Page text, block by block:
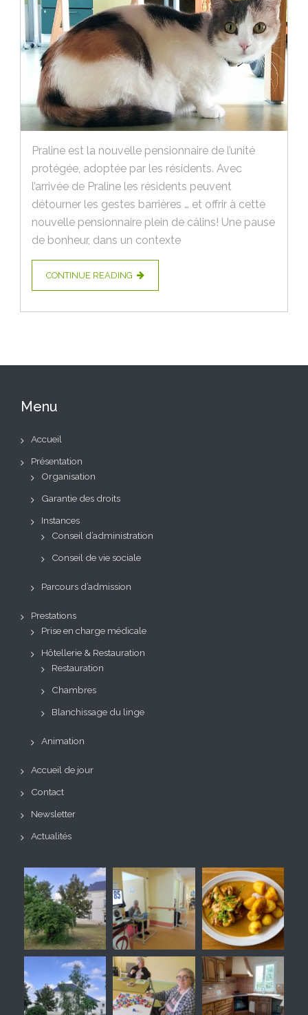
Praline est la nouvelle pensionnaire de l’unité
protégée, adoptée par les résidents. Avec
l’arrivée de Praline les résidents peuvent
détourner les gestes barrières … et offrir à cette
nouvelle pensionnaire plein de câlins! Une pause
de bonheur, dans un contexte
CONTINUE READING
Menu
Accueil
Présentation
Organisation
Garantie des droits
Instances
Conseil d’administration
Conseil de vie sociale
Parcours d’admission
Prestations
Prise en charge médicale
Hôtellerie & Restauration
Restauration
Chambres
Blanchissage du linge
Animation
Accueil de jour
Contact
Newsletter
Actualités